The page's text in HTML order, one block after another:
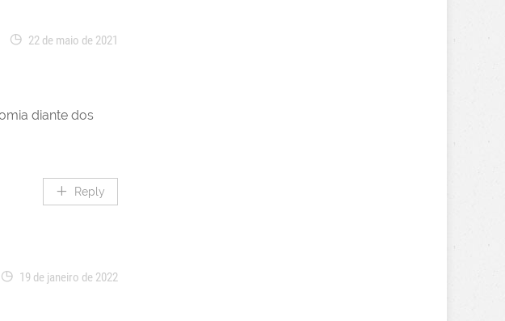
22 de maio de 2021
diante dos
Reply
19 de janeiro de 2022